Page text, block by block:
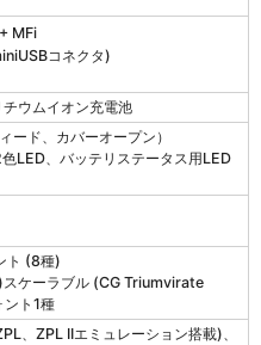
+ MFi
コネクタ)
ウムイオン充電池
ード、カバーオープン）
LED、バッテリステータス用LED
ト (8種)
ケーラブル (CG Triumvirate
ト1種
、ZPL IIエミュレーション搭載)、